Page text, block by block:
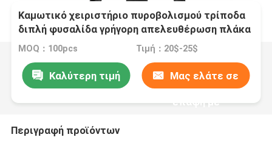
Καμωτικό χειριστήριο πυροβολισμού τρίποδα
διπλή φυσαλίδα γρήγορη απελευθέρωση πλάκα
για κάμερα DSLR
MOQ：100pcs Τιμή：20$-25$
Καλύτερη τιμή Μας ελάτε σε
επαφή με
Περιγραφή προϊόντων